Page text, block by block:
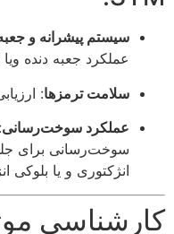
سیستم پیشرانه و جعبه
عملکرد جعبه دنده
سلامت ترمزها:
عملکرد سوخت‌رسانی
سوخت‌رسانی برای
انژکتوری و یا بلوکی
کارشناسی